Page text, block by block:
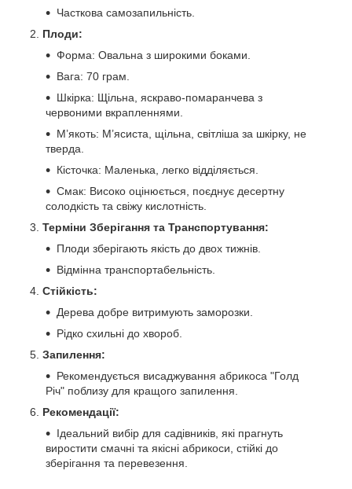
Часткова самозапильність.
Плоди:
Форма: Овальна з широкими боками.
Вага: 70 грам.
Шкірка: Щільна, яскраво-помаранчева з
червоними вкрапленнями.
М’якоть: М’ясиста, щільна, світліша за шкірку, не
тверда.
Кісточка: Маленька, легко відділяється.
Смак: Високо оцінюється, поєднує десертну
солодкість та свіжу кислотність.
Терміни Зберігання та Транспортування:
Плоди зберігають якість до двох тижнів.
Відмінна транспортабельність.
Стійкість:
Дерева добре витримують заморозки.
Рідко схильні до хвороб.
Запилення:
Рекомендується висаджування абрикоса "Голд
Річ" поблизу для кращого запилення.
Рекомендації:
Ідеальний вибір для садівників, які прагнуть
виростити смачні та якісні абрикоси, стійкі до
зберігання та перевезення.